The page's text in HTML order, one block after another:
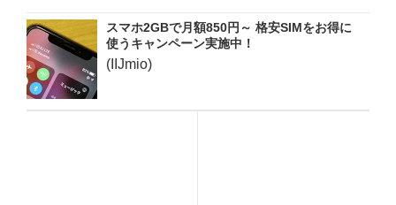
スマホ2GBで月額850円～ 格安SIMをお得に
使うキャンペーン実施中！
(IIJmio)